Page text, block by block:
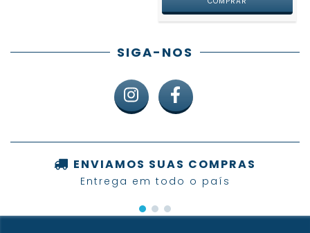
SIGA-NOS
ENVIAMOS SUAS COMPRAS
Entrega em todo o país